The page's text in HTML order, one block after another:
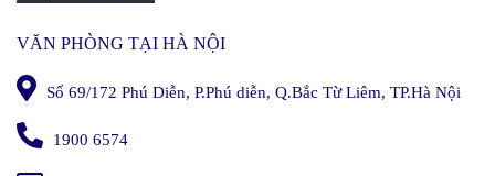
VĂN PHÒNG TẠI HÀ NỘI
Số 69/172 Phú Diễn, P.Phú diễn, Q.Bắc Từ Liêm, TP.Hà Nội
1900 6574